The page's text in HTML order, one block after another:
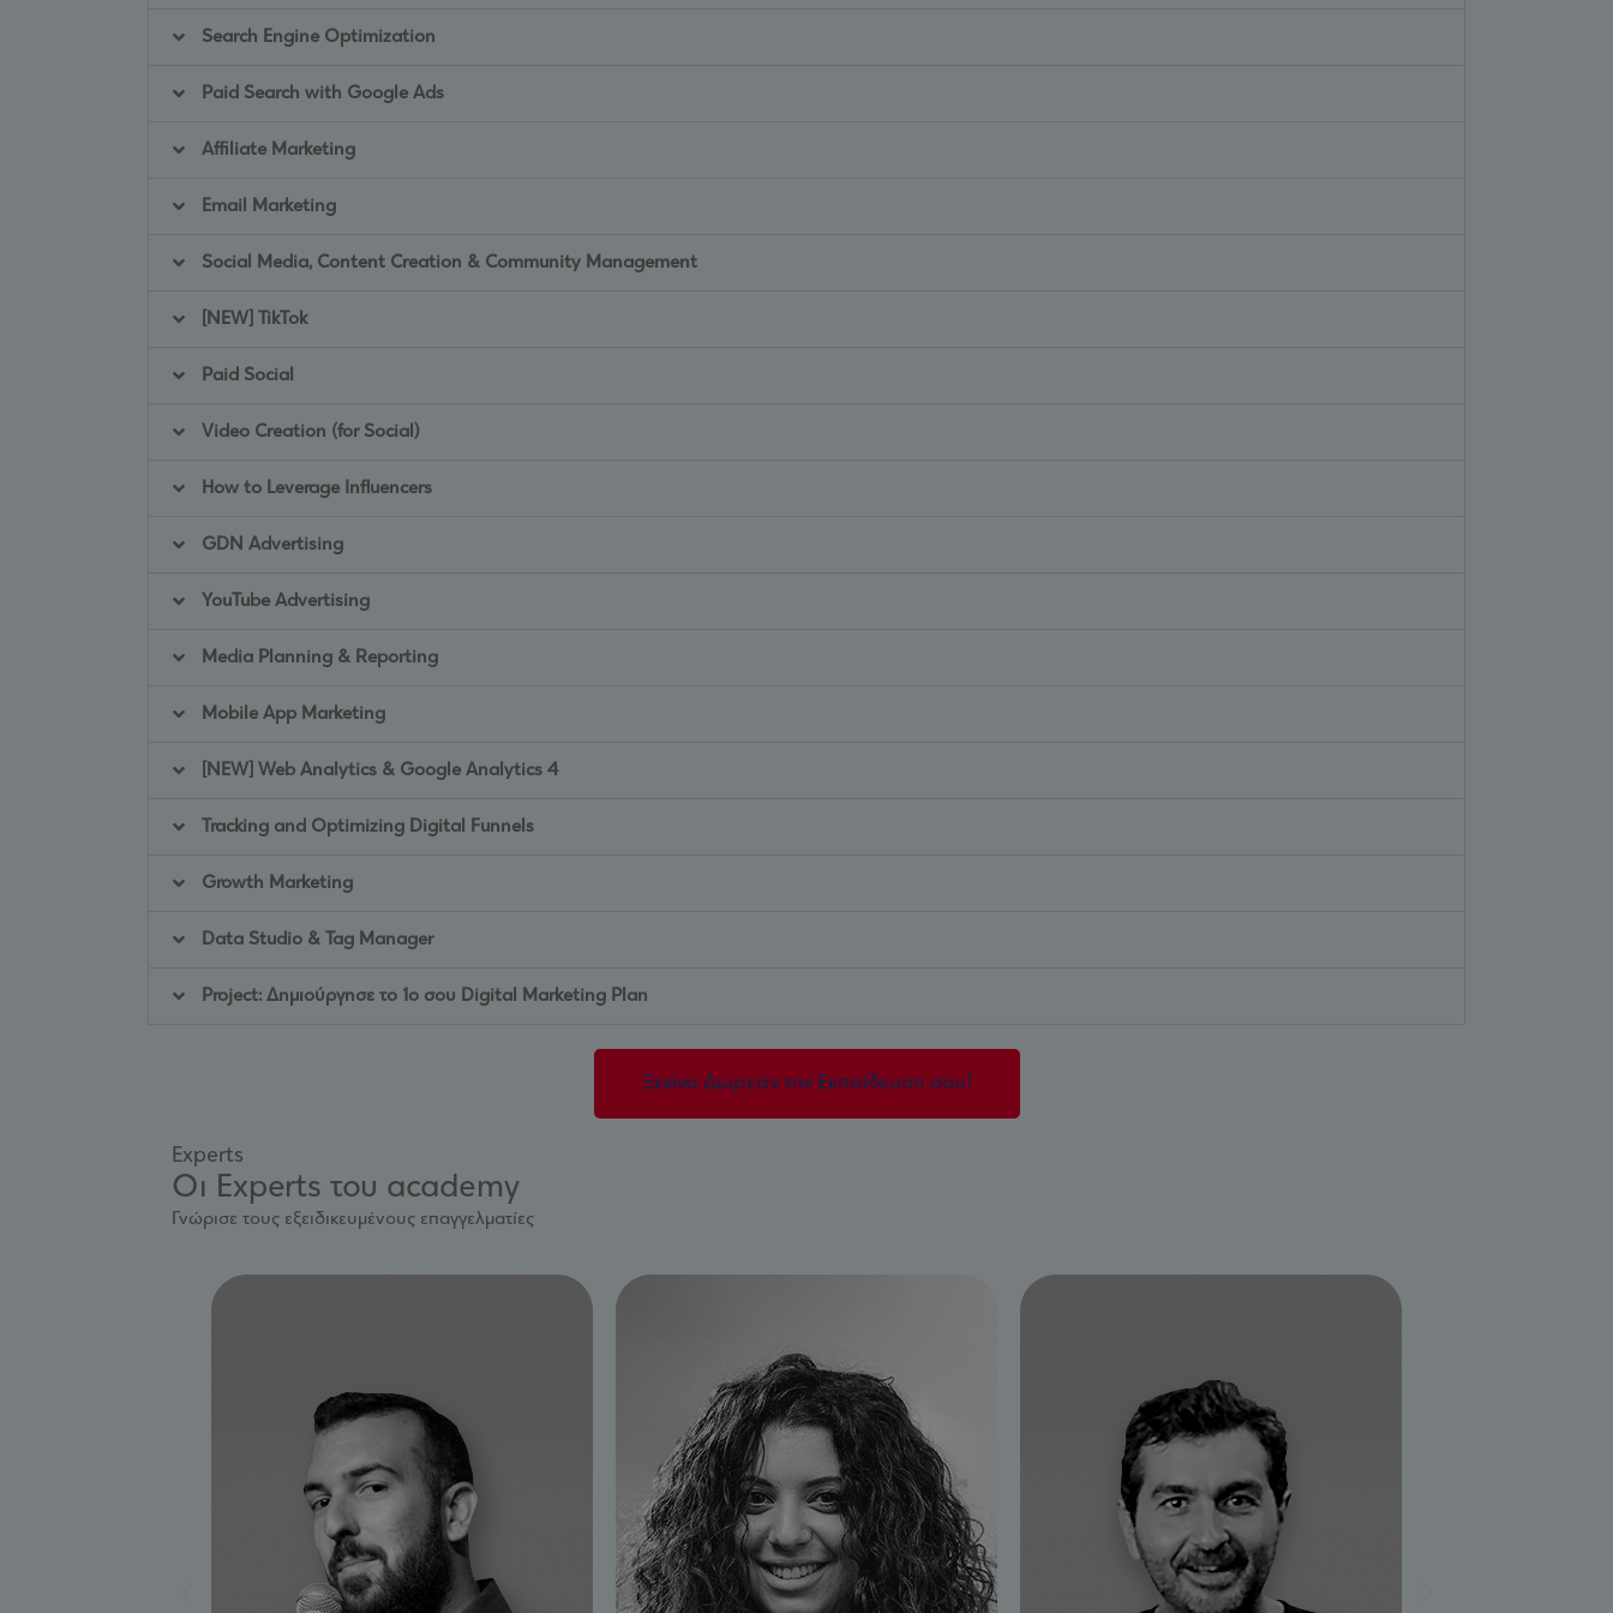
Search Engine Optimization
Paid Search with Google Ads
Affiliate Marketing
Email Marketing
Social Media, Content Creation & Community Management
[NEW] TikTok
Paid Social
Video Creation (for Social)
How to Leverage Influencers
GDN Advertising
YouTube Advertising
Media Planning & Reporting
Mobile App Marketing
[NEW] Web Analytics & Google Analytics 4
Tracking and Optimizing Digital Funnels
Growth Marketing
Data Studio & Tag Manager
Project: Δημιούργησε το 1ο σου Digital Marketing Plan
Ξεκίνα Δωρεάν την Eκπαίδευση σου!
Experts
Οι Experts του academy
Γνώρισε τους εξειδικευμένους επαγγελματίες